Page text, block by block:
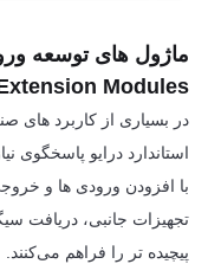
Modules)
در بسیاری از کاربرد های
با افزودن ورودی ها و
تجهیزات جانبی، دریافت
پیچیده تر را فراهم می‌کنند.